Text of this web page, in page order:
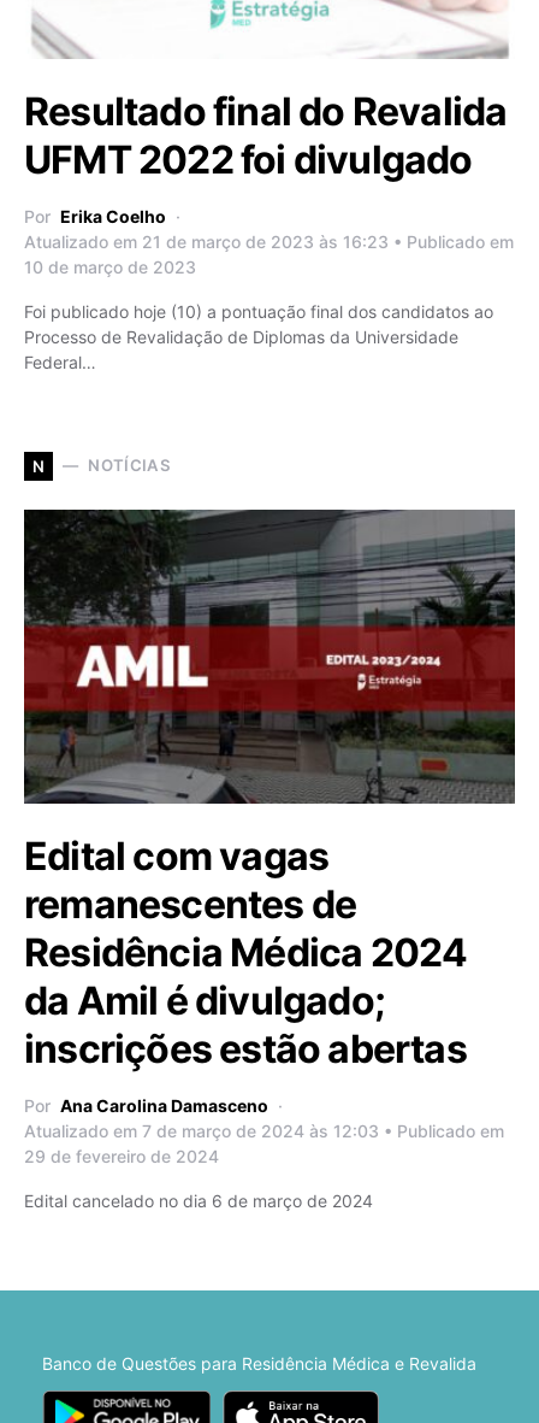
Resultado final do Revalida
UFMT 2022 foi divulgado
Por Erika Coelho
Atualizado em 21 de março de 2023 às 16:23 • Publicado em
10 de março de 2023
Foi publicado hoje (10) a pontuação final dos candidatos ao
Processo de Revalidação de Diplomas da Universidade
Federal…
N NOTÍCIAS
Edital com vagas
remanescentes de
Residência Médica 2024
da Amil é divulgado;
inscrições estão abertas
Por Ana Carolina Damasceno
Atualizado em 7 de março de 2024 às 12:03 • Publicado em
29 de fevereiro de 2024
Edital cancelado no dia 6 de março de 2024
Banco de Questões para Residência Médica e Revalida